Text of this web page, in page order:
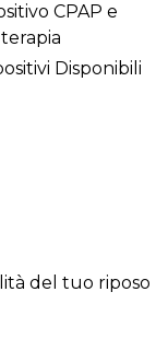
CPAP e
Disponibili
del tuo riposo